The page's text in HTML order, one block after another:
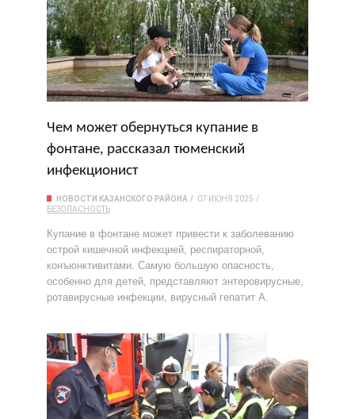
Чем может обернуться купание в
фонтане, рассказал тюменский
инфекционист
НОВОСТИ КАЗАНСКОГО РАЙОНА
07 ИЮНЯ 2025
БЕЗОПАСНОСТЬ
Купание в фонтане может привести к заболеванию
острой кишечной инфекцией, респираторной,
конъюнктивитами. Самую большую опасность,
особенно для детей, представляют энтеровирусные,
ротавирусные инфекции, вирусный гепатит А.